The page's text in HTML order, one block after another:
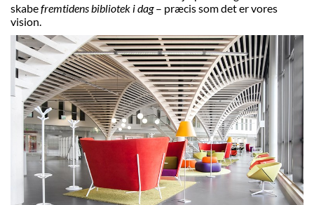
skabefremtidens bibliotek i dag– præcis som det er vores
vision.